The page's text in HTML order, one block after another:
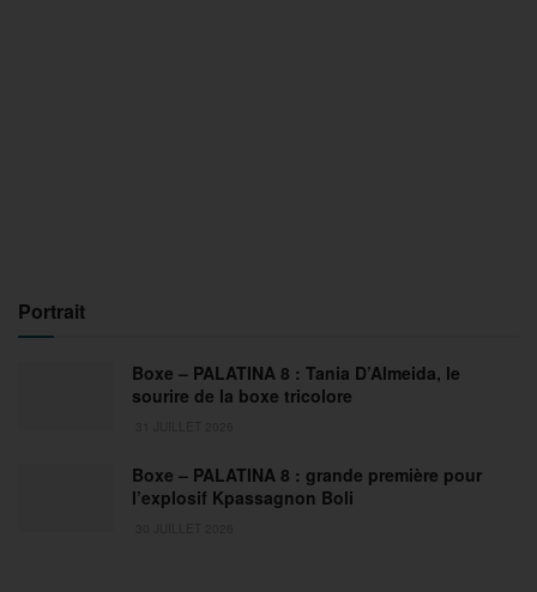
Portrait
Boxe – PALATINA 8 : Tania D’Almeida, le
sourire de la boxe tricolore
Boxe – PALATINA 8 : grande première pour
l’explosif Kpassagnon Boli